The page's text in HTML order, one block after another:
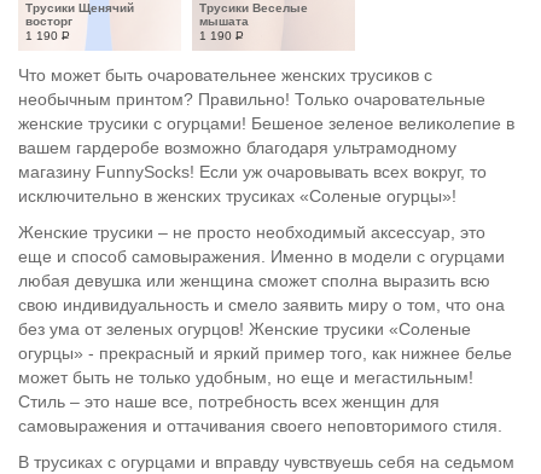
Трусики Щенячий
восторг
1 190 Р
Трусики Веселые
мышата
1 190 Р
Что может быть очаровательнее женских трусиков с
необычным принтом? Правильно! Только очаровательные
женские трусики с огурцами! Бешеное зеленое великолепие в
вашем гардеробе возможно благодаря ультрамодному
магазину FunnySocks! Если уж очаровывать всех вокруг, то
исключительно в женских трусиках «Соленые огурцы»!
Женские трусики – не просто необходимый аксессуар, это
еще и способ самовыражения. Именно в модели с огурцами
любая девушка или женщина сможет сполна выразить всю
свою индивидуальность и смело заявить миру о том, что она
без ума от зеленых огурцов! Женские трусики «Соленые
огурцы» - прекрасный и яркий пример того, как нижнее белье
может быть не только удобным, но еще и мегастильным!
Стиль – это наше все, потребность всех женщин для
самовыражения и оттачивания своего неповторимого стиля.
В трусиках с огурцами и вправду чувствуешь себя на седьмом